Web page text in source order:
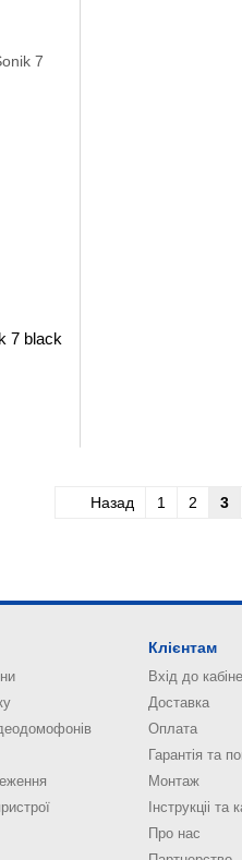
7 black
Назад 1 2 3
Клієнтам
Вхід до
Доставка
Оплата
Гарантія та
Монтаж
Інструкціі та
Про нас